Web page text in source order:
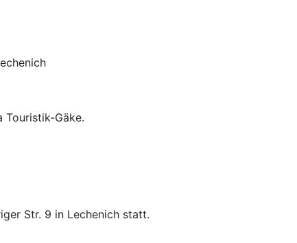
Touristik-Gäke.
Str. 9 in Lechenich statt.